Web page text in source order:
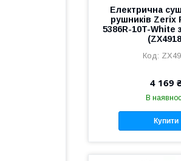
Електрична
рушників Zerix
5386R-10T-White
4 169
В
Купити